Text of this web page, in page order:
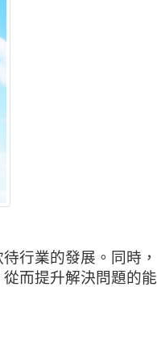
行業的發展。同時，
而提升解決問題的能